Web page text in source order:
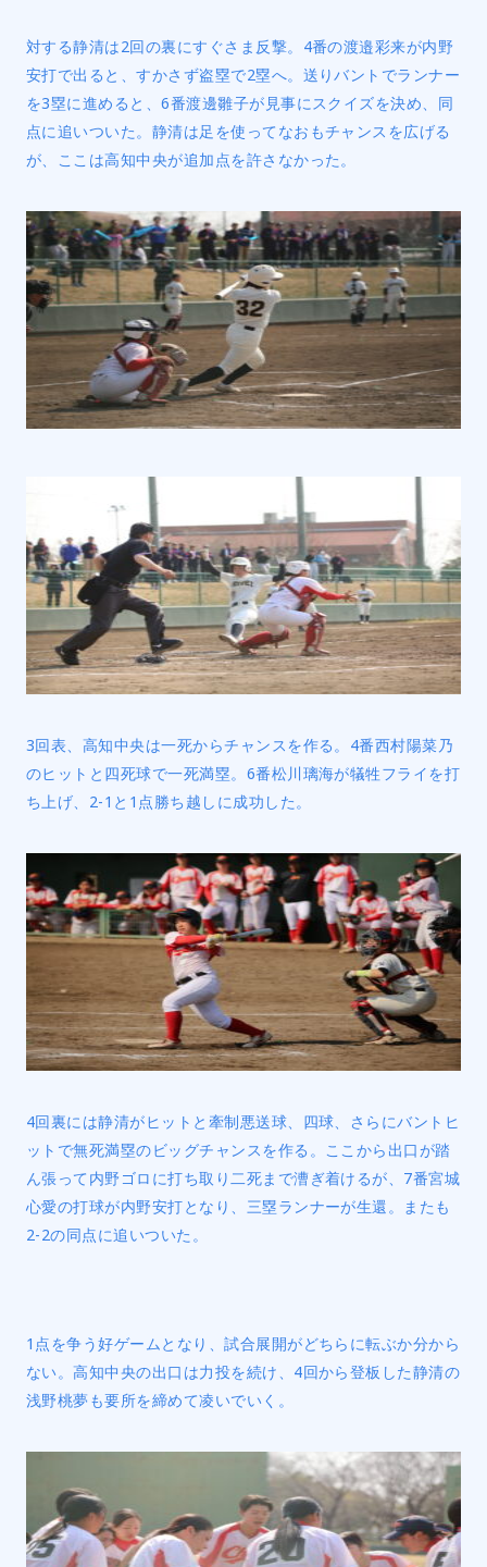
対する静清は2回の裏にすぐさま反撃。4番の渡邉彩来が内野
安打で出ると、すかさず盗塁で2塁へ。送りバントでランナー
を3塁に進めると、6番渡邊雛子が見事にスクイズを決め、同
点に追いついた。静清は足を使ってなおもチャンスを広げる
が、ここは高知中央が追加点を許さなかった。
3回表、高知中央は一死からチャンスを作る。4番西村陽菜乃
のヒットと四死球で一死満塁。6番松川璃海が犠牲フライを打
ち上げ、2-1と1点勝ち越しに成功した。
4回裏には静清がヒットと牽制悪送球、四球、さらにバントヒ
ットで無死満塁のビッグチャンスを作る。ここから出口が踏
ん張って内野ゴロに打ち取り二死まで漕ぎ着けるが、7番宮城
心愛の打球が内野安打となり、三塁ランナーが生還。またも
2-2の同点に追いついた。
1点を争う好ゲームとなり、試合展開がどちらに転ぶか分から
ない。高知中央の出口は力投を続け、4回から登板した静清の
浅野桃夢も要所を締めて凌いでいく。